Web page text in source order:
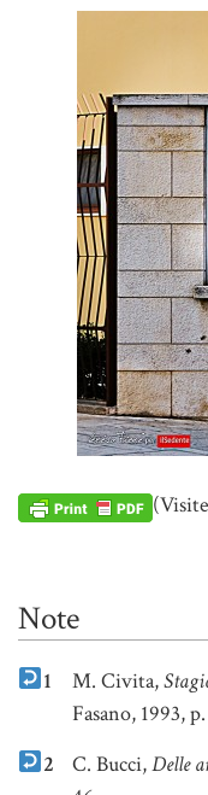
Note
1 M. Civita,
Fasano, 1993,
2
C. Bucci,Delle